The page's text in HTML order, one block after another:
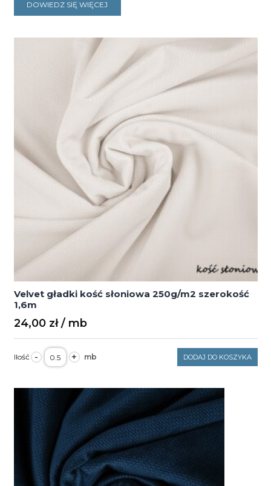
DOWIEDZ SIĘ WIĘCEJ
Velvet gładki kość słoniowa 250g/m2 szerokość
1,6m
24,00 zł
- ilość
Velvet
gładki
słoniowa
250g/m2
szerokość
1,6m
+ DODAJ DO KOSZYKA